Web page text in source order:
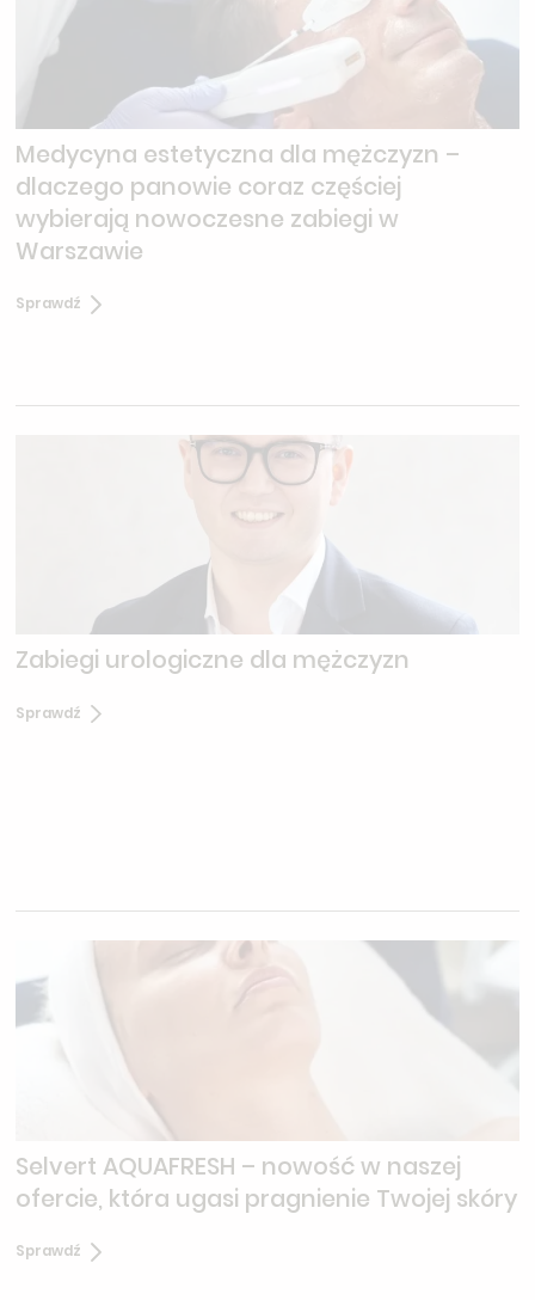
Medycyna estetyczna dla mężczyzn –
dlaczego panowie coraz częściej
wybierają nowoczesne zabiegi w
Warszawie
Sprawdź
Zabiegi urologiczne dla mężczyzn
Sprawdź
Selvert AQUAFRESH – nowość w naszej
ofercie, która ugasi pragnienie Twojej skóry
Sprawdź